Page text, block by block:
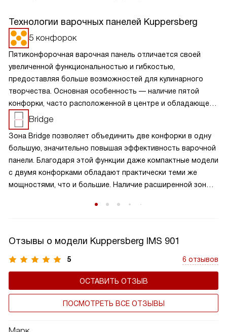
Технологии варочных панелей Kuppersberg
5 конфорок
Пятиконфорочная варочная панель отличается своей
увеличенной функциональностью и гибкостью,
предоставляя больше возможностей для кулинарного
творчества. Основная особенность — наличие пятой
конфорки, часто расположенной в центре и обладающей
большей мощностью или специальной формой для
больших кастрюль и сковород. Это позволяет
одновременно готовить разнообразные блюда,
оптимизируя процесс приготовления. Такая панель
идеально подходит для больших семей или любителей
часто готовить, обеспечивая удобство и эффективность
на кухне.
Bridge
Зона Bridge позволяет объединить две конфорки в одну
большую, значительно повышая эффективность варочной
панели. Благодаря этой функции даже компактные модели
с двумя конфорками обладают практически теми же
мощностями, что и большие. Наличие расширенной зоны
этот режим, плита автоматически определит площадь
нагрева и равномерно распределит тепло по диаметру
дна посуды.
Отзывы о модели Kuppersberg IMS 901
5 6 отзывов
ОСТАВИТЬ ОТЗЫВ
ПОСМОТРЕТЬ ВСЕ ОТЗЫВЫ